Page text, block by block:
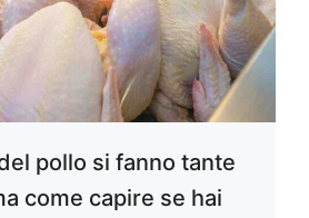
pollo si fanno tante
come capire se hai